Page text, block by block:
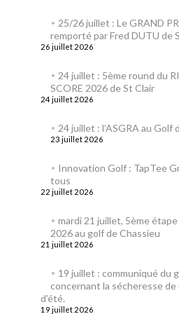
25/26 juillet : Le GRAND
remporté par Fred DUTU de
26 juillet 2026
24 juillet : 5ème round du
SCORE 2026 de St Clair
24 juillet 2026
24 juillet : l’ASGRA au Golf
23 juillet 2026
Innovation Golf : TapTee
tous
22 juillet 2026
mardi 21 juillet, 5ème étape
2026 au golf de Chassieu
21 juillet 2026
19 juillet : communiqué du
concernant la sécheresse
d’été.
19 juillet 2026